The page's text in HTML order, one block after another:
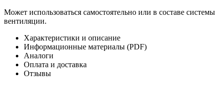
Может использоваться самостоятельно или в составе системы
вентиляции.
Характеристики и описание
Информационные материалы (PDF)
Аналоги
Оплата и доставка
Отзывы